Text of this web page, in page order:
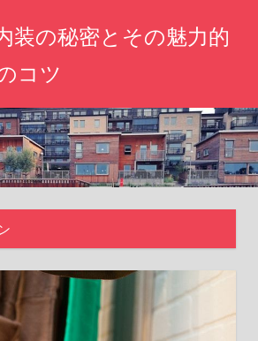
装の秘密とその魅力的
コツ